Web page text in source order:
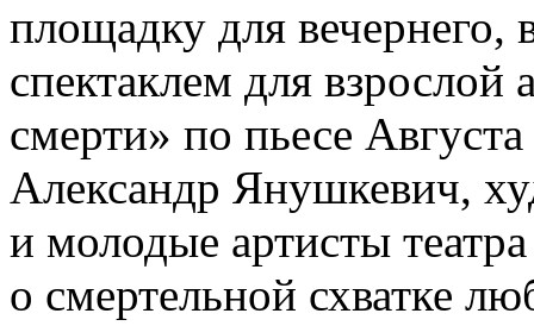
площадку для вечернего,
спектаклем для взрослой
смерти» по пьесе
Александр Янушкевич,
и молодые артисты
о смертельной схватке